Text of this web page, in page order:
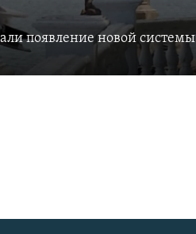
появление новой системы